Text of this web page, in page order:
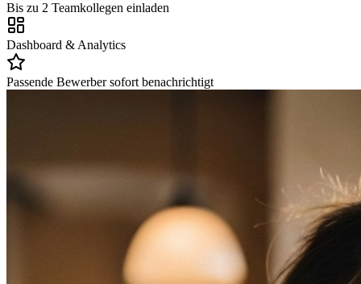
Bis zu 2 Teamkollegen einladen
Dashboard & Analytics
Passende Bewerber sofort benachrichtigt